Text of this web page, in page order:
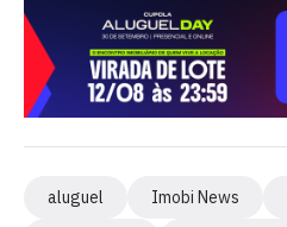
aluguel Imobi News